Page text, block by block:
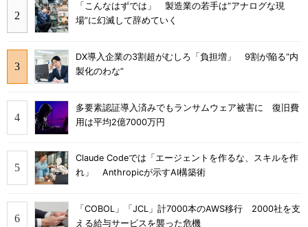
「こんなはずでは」 製造業の若手は“アナログな現
場”に幻滅して辞めていく
DX導入企業の3割超がむしろ「負担増」 9割が陥る“内
製化のわな”
多要素認証導入済みでもランサムウェア被害に 復旧費
用は平均2億7000万円
Claude Codeでは「エージェントを作るな、スキルを作
れ」 Anthropicが示すAI構築術
「COBOL」「JCL」計7000本のAWS移行 2000社を支
える給与サービスを襲った危機